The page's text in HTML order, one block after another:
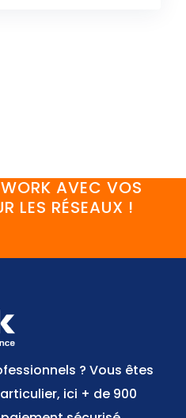
AVEC VOS
LES RÉSEAUX !
? Vous êtes
ici + de 900